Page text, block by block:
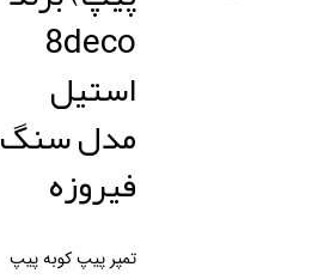
8deco
استیل
مدل سنگ
فیروزه
تمپر پیپ کوبه پیپ